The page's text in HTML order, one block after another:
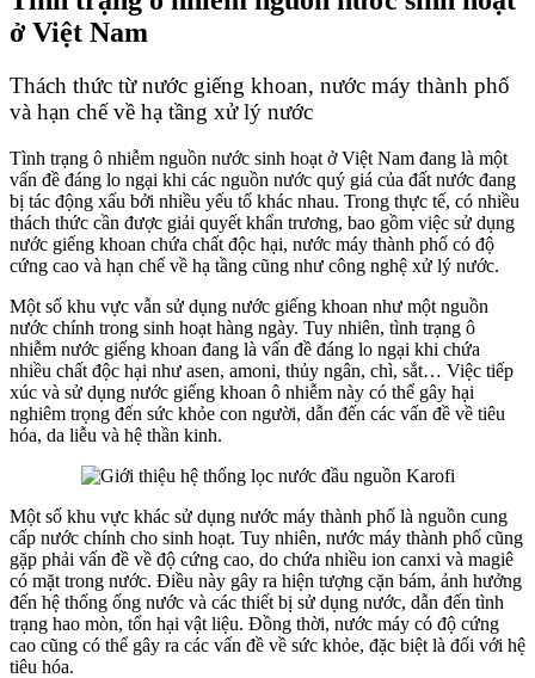
ở Việt Nam
Thách thức từ nước giếng khoan, nước máy thành phố
và hạn chế về hạ tầng xử lý nước
Tình trạng ô nhiễm nguồn nước sinh hoạt ở Việt Nam đang là một
vấn đề đáng lo ngại khi các nguồn nước quý giá của đất nước đang
bị tác động xấu bởi nhiều yếu tố khác nhau. Trong thực tế, có nhiều
thách thức cần được giải quyết khẩn trương, bao gồm việc sử dụng
nước giếng khoan chứa chất độc hại, nước máy thành phố có độ
cứng cao và hạn chế về hạ tầng cũng như công nghệ xử lý nước.
Một số khu vực vẫn sử dụng nước giếng khoan như một nguồn
nước chính trong sinh hoạt hàng ngày. Tuy nhiên, tình trạng ô
nhiễm nước giếng khoan đang là vấn đề đáng lo ngại khi chứa
nhiều chất độc hại như asen, amoni, thủy ngân, chì, sắt… Việc tiếp
xúc và sử dụng nước giếng khoan ô nhiễm này có thể gây hại
nghiêm trọng đến sức khỏe con người, dẫn đến các vấn đề về tiêu
hóa, da liễu và hệ thần kinh.
Một số khu vực khác sử dụng nước máy thành phố là nguồn cung
cấp nước chính cho sinh hoạt. Tuy nhiên, nước máy thành phố cũng
gặp phải vấn đề về độ cứng cao, do chứa nhiều ion canxi và magiê
có mặt trong nước. Điều này gây ra hiện tượng cặn bám, ảnh hưởng
đến hệ thống ống nước và các thiết bị sử dụng nước, dẫn đến tình
trạng hao mòn, tổn hại vật liệu. Đồng thời, nước máy có độ cứng
cao cũng có thể gây ra các vấn đề về sức khỏe, đặc biệt là đối với hệ
tiêu hóa.